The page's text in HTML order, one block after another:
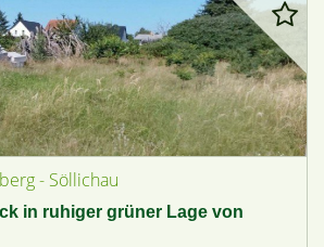
- Söllichau
in ruhiger grüner Lage von